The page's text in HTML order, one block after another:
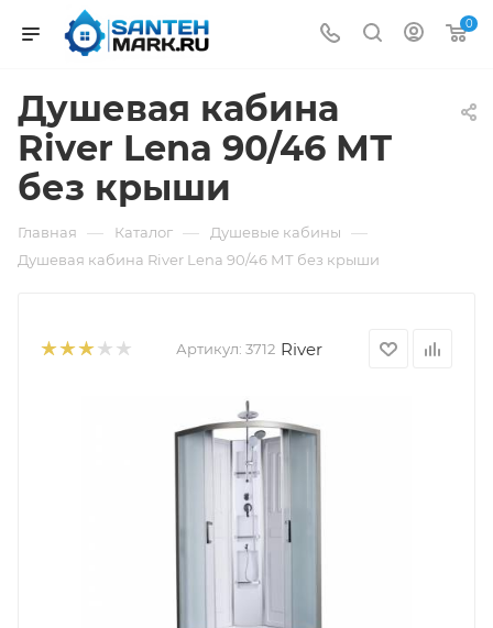
0
Душевая кабина
River Lena 90/46 МТ
без крыши
Главная — Каталог — Душевые кабины —
Душевая кабина River Lena 90/46 МТ без крыши
Артикул: 3712 River